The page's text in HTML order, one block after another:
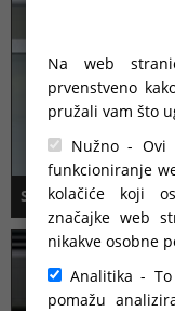
Na web
prvenstveno
pružali vam što
Nužno - Ovi
funkcioniranje
kolačiće koji
značajke web
nikakve osobne
Analitika -
pomažu
STAKLO